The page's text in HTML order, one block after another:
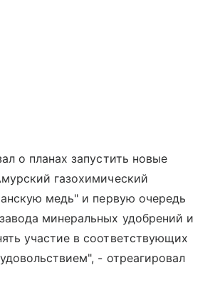
о планах запустить новые
газохимический
медь" и первую очередь
минеральных удобрений и
участие в соответствующих
- отреагировал